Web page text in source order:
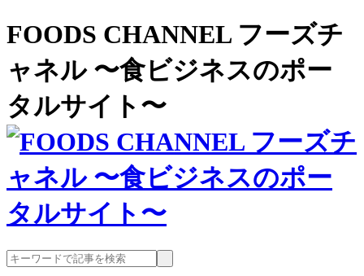
FOODS CHANNEL フーズチ
ャネル 〜食ビジネスのポー
タルサイト〜